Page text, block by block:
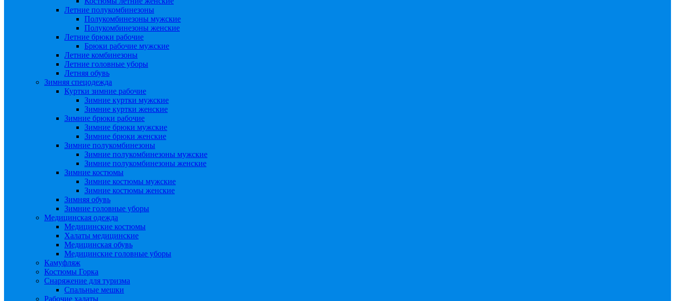
Летние полукомбинезоны
Полукомбинезоны мужские
Полукомбинезоны женские
Летние брюки рабочие
Брюки рабочие мужские
Летние комбинезоны
Летние головные уборы
Летняя обувь
Зимняя спецодежда
Куртки зимние рабочие
Зимние куртки мужские
Зимние куртки женские
Зимние брюки рабочие
Зимние брюки мужские
Зимние брюки женские
Зимние полукомбинезоны
Зимние полукомбинезоны мужские
Зимние полукомбинезоны женские
Зимние костюмы
Зимние костюмы мужские
Зимние костюмы женские
Зимняя обувь
Зимние головные уборы
Медицинская одежда
Медицинские костюмы
Халаты медицинские
Медицинская обувь
Медицинские головные уборы
Камуфляж
Костюмы Горка
Снаряжение для туризма
Спальные мешки
Рабочие халаты